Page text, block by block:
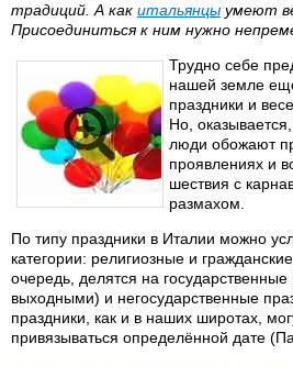
традиций. А как итальянцы умеют
Присоединиться к ним нужно
Трудно себе
нашей земле
праздники и
Но,
люди обожают
проявлениях и
шествия с
размахом.
По типу праздники в Италии можно
категории: религиозные и
очередь, делятся на
выходными) и негосударственные
праздники, как и в наших широтах,
привязываться определённой дате